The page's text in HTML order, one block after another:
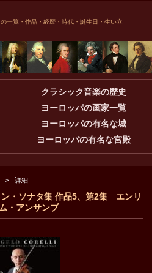
一覧・作品・経歴・時代・誕生日・生い立
クラシック音楽の歴史
ヨーロッパの画家一覧
ヨーロッパの有名な城
ヨーロッパの有名な宮殿
詳細
・ソナタ集 作品5、第2集 エンリ
・アンサンブ